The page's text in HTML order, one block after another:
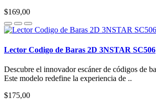
$169,00
Lector Codigo de Baras 2D 3NSTAR SC506
Descubre el innovador escáner de códigos de
Este modelo redefine la experiencia de ..
$175,00